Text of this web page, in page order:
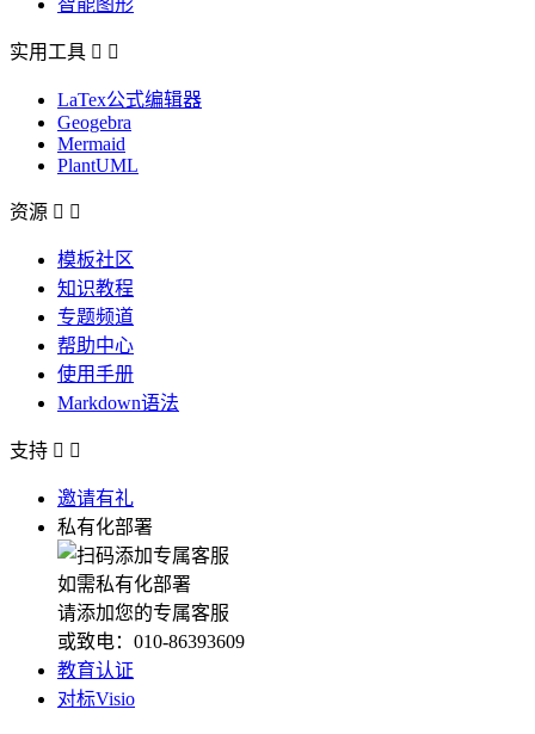
实用工具  
LaTex公式编辑器
Geogebra
Mermaid
PlantUML
资源  
模板社区
知识教程
专题频道
帮助中心
使用手册
Markdown语法
支持  
邀请有礼
私有化部署
如需私有化部署
请添加您的专属客服
或致电：010-86393609
教育认证
对标Visio